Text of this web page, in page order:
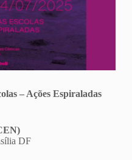
– Ações Espiraladas
DF